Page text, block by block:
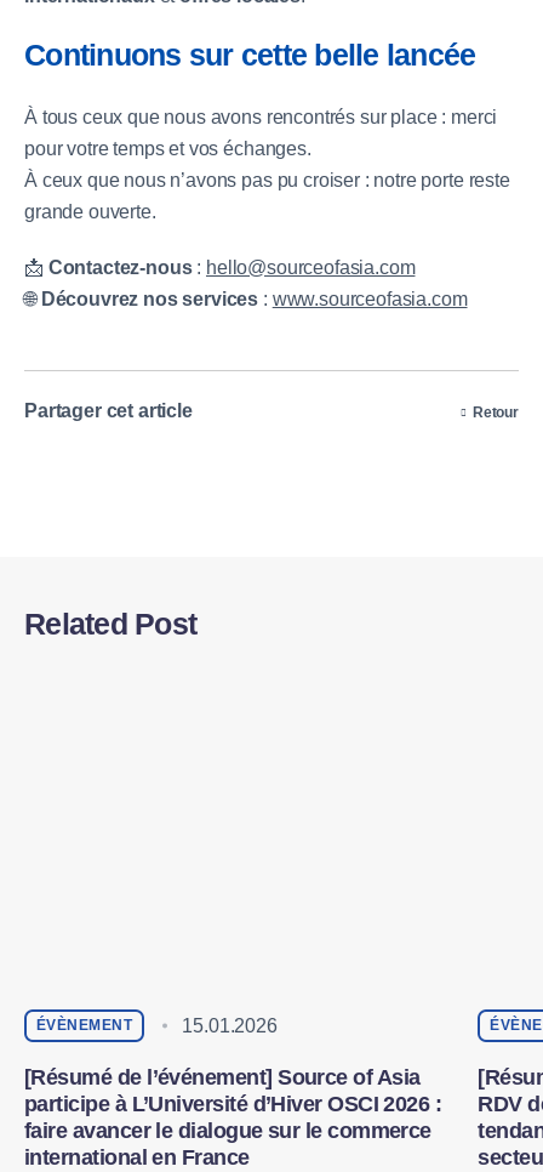
Continuons sur cette belle lancée
À tous ceux que nous avons rencontrés sur place : merci
pour votre temps et vos échanges.
À ceux que nous n’avons pas pu croiser : notre porte reste
grande ouverte.
📩 Contactez-nous: hello@sourceofasia.com
🌐 Découvrez nos services : www.sourceofasia.com
Partager cet article Retour
Related Post
ÉVÈNEMENT 15.01.2026
[Résumé de l’événement] Source of Asia
participe à L’Université d’Hiver OSCI 2026 :
faire avancer le dialogue sur le commerce
international en France
RDV